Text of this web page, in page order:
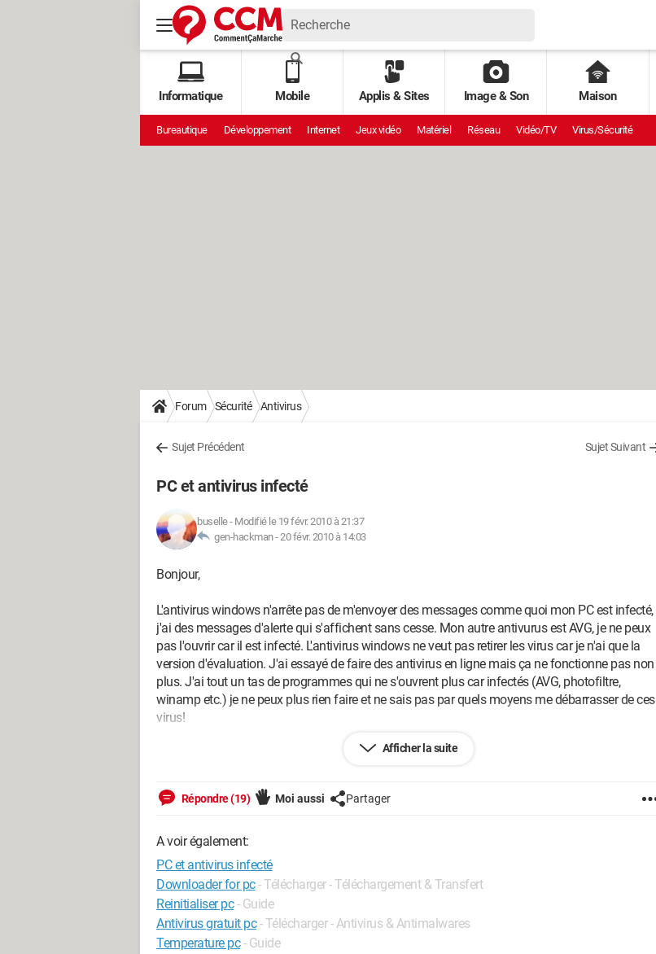
Informatique Mobile Applis & Sites Image & Son Maison
Bureautique Développement Internet Jeux vidéo Matériel Réseau Vidéo/TV Virus/Sécurité
Forum Sécurité Antivirus
Sujet Précédent Sujet Suivant
PC et antivirus infecté
buselle- Modifié le 19 févr. 2010 à 21:37
gen-hackman -20 févr. 2010 à 14:03
Bonjour,
L'antivirus windows n'arrête pas de m'envoyer des messages comme quoi mon PC est infecté,
j'ai des messages d'alerte qui s'affichent sans cesse. Mon autre antivurus est AVG, je ne peux
pas l'ouvrir car il est infecté. L'antivirus windows ne veut pas retirer les virus car je n'ai que la
version d'évaluation. J'ai essayé de faire des antivirus en ligne mais ça ne fonctionne pas non
plus. J'ai tout un tas de programmes qui ne s'ouvrent plus car infectés (AVG, photofiltre,
winamp etc.) je ne peux plus rien faire et ne sais pas par quels moyens me débarrasser de ces
virus!
Configuration: Windows Vista / Firefox 3.5.8
Afficher la suite
Répondre (19) Moi aussi Partager
A voir également:
PC et antivirus infecté
Downloader for pc- Télécharger - Téléchargement & Transfert
Reinitialiser pc - Guide
Antivirus gratuit pc - Télécharger - Antivirus & Antimalwares
Temperature pc - Guide